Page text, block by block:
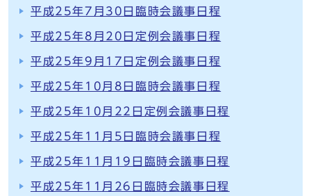
平成25年7月30日臨時会議事日程
平成25年8月20日定例会議事日程
平成25年9月17日定例会議事日程
平成25年10月8日臨時会議事日程
平成25年10月22日定例会議事日程
平成25年11月5日臨時会議事日程
平成25年11月19日臨時会議事日程
平成25年11月26日臨時会議事日程